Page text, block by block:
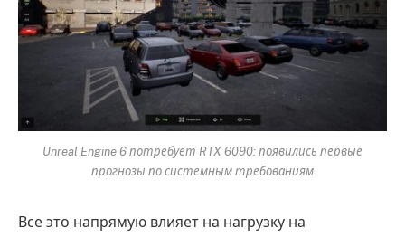
Unreal Engine 6 потребует RTX 6090: появились первые
прогнозы по системным требованиям
Все это напрямую влияет на нагрузку на